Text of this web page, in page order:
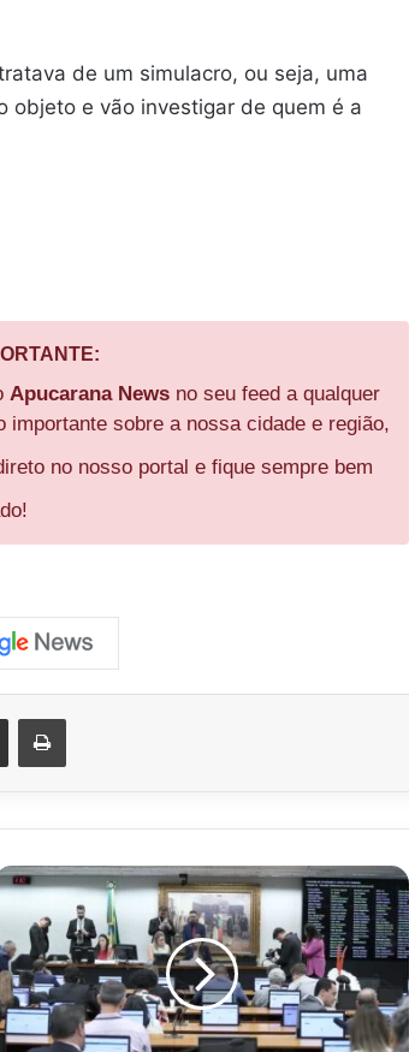
de um simulacro, ou seja, uma
objeto e vão investigar de quem é a
Apucarana Newsno seu feed a qualquer
importante sobre a nossa cidade e região,
no nosso portal e fique sempre bem
Compartilhar via e-mail Imprimir